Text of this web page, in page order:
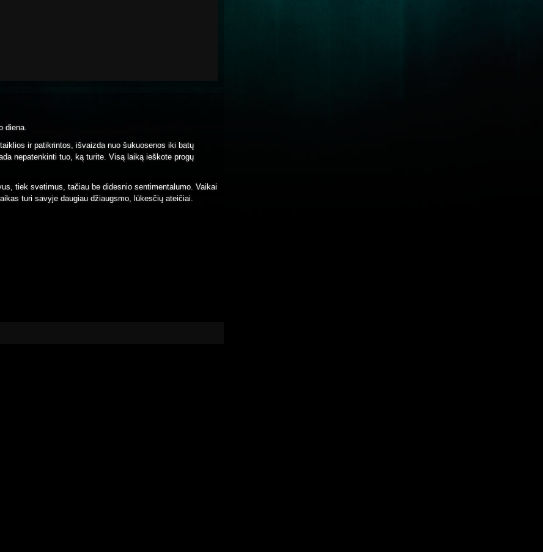
diena.
ir patikrintos, išvaizda nuo šukuosenos iki batų
nepatenkinti tuo, ką turite. Visą laiką ieškote progų
tiek svetimus, tačiau be didesnio sentimentalumo. Vaikai
turi savyje daugiau džiaugsmo, lūkesčių ateičiai.